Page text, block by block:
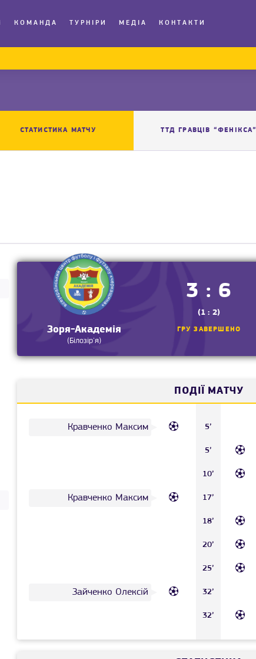
КОМАНДА ТУРНІРИ МЕДІА КОНТАКТИ
СТАТИСТИКА МАТЧУ ТТД ГРАВЦІВ “ФЕНІКСА”
Зоря-Академія
(Білозір'я)
3 : 6
(1 : 2)
ГРУ ЗАВЕРШЕНО
ПОДІЇ МАТЧУ
Кравченко Максим 5’
5’
10’
Кравченко Максим 17’
18’
20’
25’
Зайченко Олексій 32’
32’